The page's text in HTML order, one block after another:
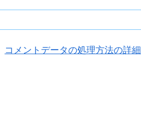
コメントデータの処理方法の詳細